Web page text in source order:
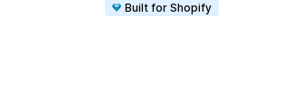
Built for Shopify